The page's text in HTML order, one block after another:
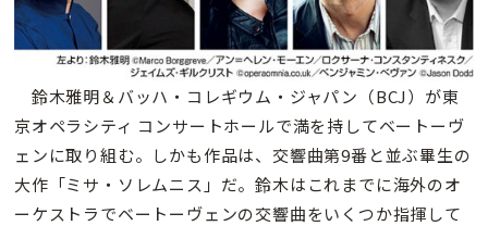
鈴木雅明＆バッハ・コレギウム・ジャパン（BCJ）が東
京オペラシティ コンサートホールで満を持してベートーヴ
ェンに取り組む。しかも作品は、交響曲第9番と並ぶ畢生の
大作「ミサ・ソレムニス」だ。鈴木はこれまでに海外のオ
ーケストラでベートーヴェンの交響曲をいくつか指揮して